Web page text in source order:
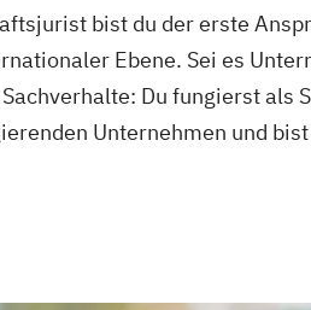
bist du der erste
Ebene. Sei es
Du fungierst als
Unternehmen und